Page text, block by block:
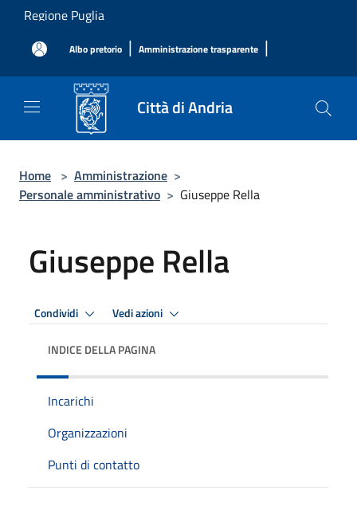
Salta al contenuto principale
Regione Puglia
Albo pretorio | Amministrazione trasparente |
Città di Andria
Home > Amministrazione >
Personale amministrativo > Giuseppe Rella
Giuseppe Rella
Condividi Vedi azioni
INDICE DELLA PAGINA
Incarichi
Organizzazioni
Punti di contatto